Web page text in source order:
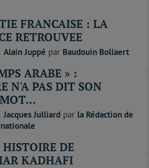
FRANCAISE : LA
RETROUVEE
AlainJuppé par Baudouin Bollaert
ARABE » :
N'A PAS DIT SON
JacquesJulliard par la Rédactionde
DE
KADHAFI